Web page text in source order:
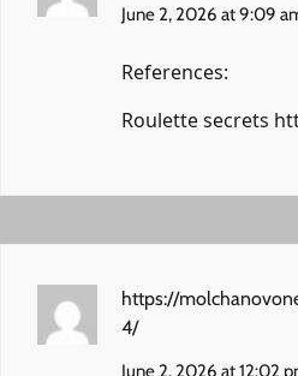
June 2, 2026 at 9:09
References:
Roulette secrets
https://
4/
June 2, 2026 at 12:02